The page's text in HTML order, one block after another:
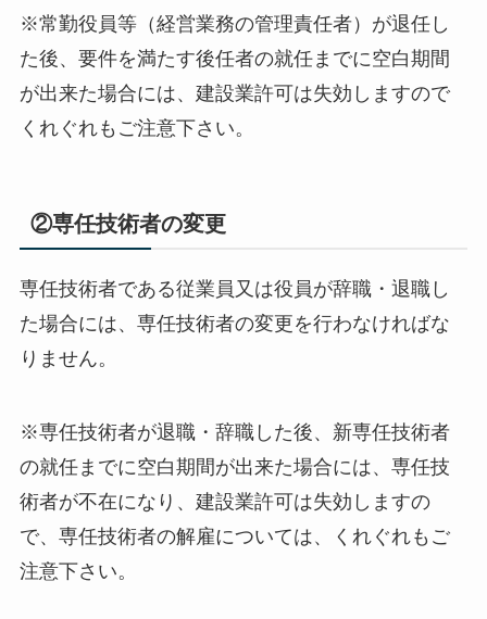
※常勤役員等（経営業務の管理責任者）が退任し
た後、要件を満たす後任者の就任までに空白期間
が出来た場合には、建設業許可は失効しますので
くれぐれもご注意下さい。
②専任技術者の変更
専任技術者である従業員又は役員が辞職・退職し
た場合には、専任技術者の変更を行わなければな
りません。
※専任技術者が退職・辞職した後、新専任技術者
の就任までに空白期間が出来た場合には、専任技
術者が不在になり、建設業許可は失効しますの
で、専任技術者の解雇については、くれぐれもご
注意下さい。